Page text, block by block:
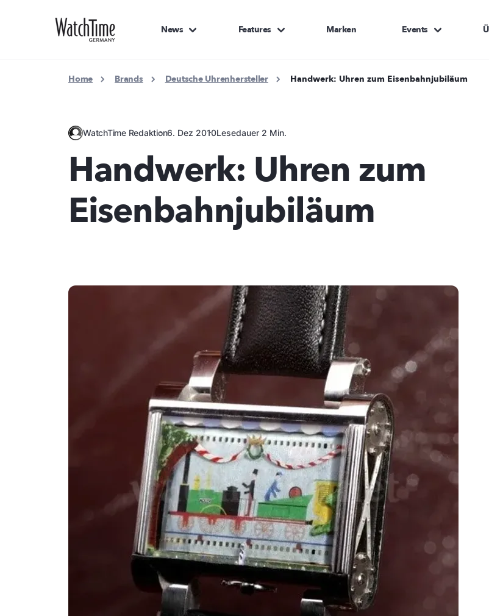
News Features Marken Events
Home Brands Deutsche Uhrenhersteller Handwerk: Uhren zum Eisenbahnjubiläum
WatchTime Redaktion6. Dez 2010Lesedauer 2 Min.
Handwerk: Uhren zum
Eisenbahnjubiläum